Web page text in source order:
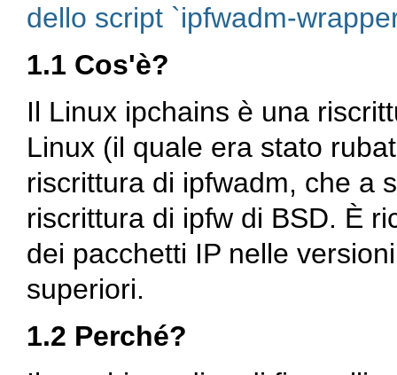
dello script `ipfwadm-
1.1 Cos'è?
Il Linux ipchains è una
Linux (il quale era stato
riscrittura di ipfwadm, che a
riscrittura di ipfw di BSD. È
dei pacchetti IP nelle
superiori.
1.2 Perché?